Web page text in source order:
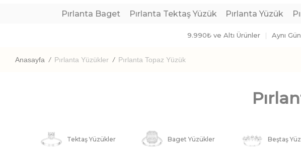
Pırlanta Baget Pırlanta Tektaş Yüzük Pırlanta Yüzük
9.990₺ ve Altı Ürünler Aynı
Anasayfa / Pırlanta Yüzükler / Pırlanta Topaz Yüzük
Tektaş Yüzükler Baget Yüzükler Beştaş